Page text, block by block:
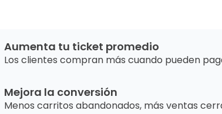
Aumenta tu ticket promedio
Los clientes compran más cuando pueden
Mejora la conversión
Menos carritos abandonados, más ventas